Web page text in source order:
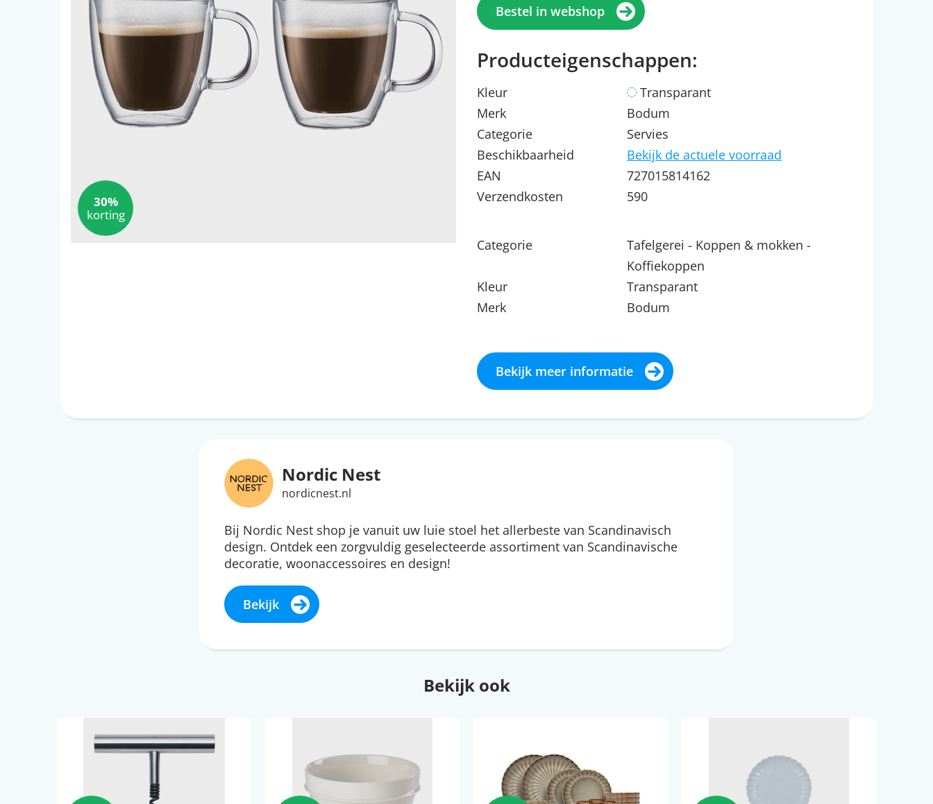
Menu sluiten
Menu sluiten
Menu sluiten
Menu sluiten
Menu sluiten
30%
korting
Bestel in webshop
Producteigenschappen:
Kleur
Transparant
Merk
Bodum
Categorie
Servies
Beschikbaarheid
Bekijk de actuele voorraad
EAN
727015814162
Verzendkosten
590
Categorie
Tafelgerei - Koppen & mokken -
Koffiekoppen
Kleur
Transparant
Merk
Bodum
Bekijk meer informatie
Nordic Nest
nordicnest.nl
Bij Nordic Nest shop je vanuit uw luie stoel het allerbeste van Scandinavisch
design. Ontdek een zorgvuldig geselecteerde assortiment van Scandinavische
decoratie, woonaccessoires en design!
Bekijk
Bekijk ook